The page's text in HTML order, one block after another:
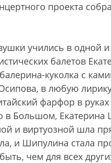
проекта
учились в одной
балетов
куколка с
в любую
фарфор в
в Большом,
и виртуозной шла
и Шипулина стала
чем для всех